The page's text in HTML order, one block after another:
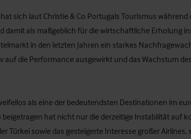
sich laut Christie & Co Portugals Tourismus während
damit als maßgeblich für die wirtschaftliche Erholung
in den letzten Jahren ein starkes
auf die Performance ausgewirkt und das Wachstum
als eine der bedeutendsten Destinationen im
beigetragen hat nicht nur die derzeitige Instabilität auf
Türkei sowie das gesteigerte Interesse großer Airlines,